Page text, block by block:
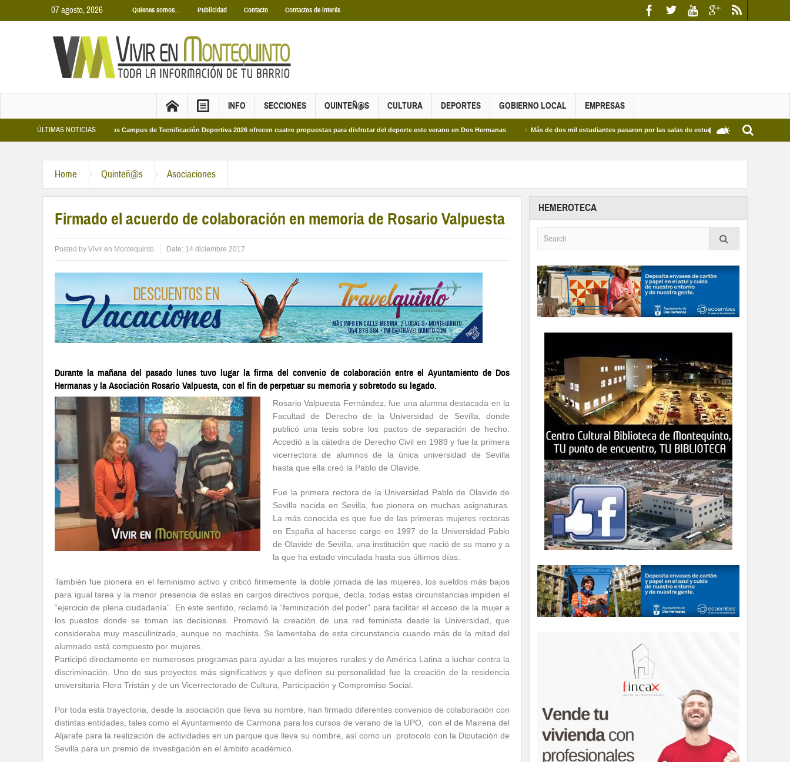
07 agosto, 2026 Quienes somos… Publicidad Contacto Contactos de interés
INFO SECCIONES QUINTEÑ@S CULTURA DEPORTES GOBIERNO LOCAL EMPRESAS
ÚLTIMAS NOTICIAS
2026 Los Campus de Tecnificación Deportiva 2026 ofrecen cuatro propuestas para disfrutar del deporte este verano en Dos Hermanas Más de dos mil estudiantes pasaron por las salas de estudio de las Bibliotecas Municipales y
Home Quinteñ@s Asociaciones
Firmado el acuerdo de colaboración en memoria de Rosario Valpuesta
Posted by Vivir en Montequinto Date: 14 diciembre 2017
Durante la mañana del pasado lunes tuvo lugar la firma del convenio de colaboración entre el Ayuntamiento de Dos
Hermanas y la Asociación Rosario Valpuesta, con el fin de perpetuar su memoria y sobretodo su legado.
Rosario Valpuesta Fernández, fue una alumna destacada en la
Facultad de Derecho de la Universidad de Sevilla, donde
publicó una tesis sobre los pactos de separación de hecho.
Accedió a la cátedra de Derecho Civil en 1989 y fue la primera
vicerrectora de alumnos de la única universidad de Sevilla
hasta que ella creó la Pablo de Olavide.
Fue la primera rectora de la Universidad Pablo de Olavide de
Sevilla nacida en Sevilla, fue pionera en muchas asignaturas.
La más conocida es que fue de las primeras mujeres rectoras
en España al hacerse cargo en 1997 de la Universidad Pablo
de Olavide de Sevilla, una institución que nació de su mano y a
la que ha estado vinculada hasta sus últimos días.
También fue pionera en el feminismo activo y criticó firmemente la doble jornada de las mujeres, los sueldos más bajos
para igual tarea y la menor presencia de estas en cargos directivos porque, decía, todas estas circunstancias impiden el
“ejercicio de plena ciudadanía”. En este sentido, reclamó la “feminización del poder” para facilitar el acceso de la mujer a
los puestos donde se toman las decisiones. Promovió la creación de una red feminista desde la Universidad, que
consideraba muy masculinizada, aunque no machista. Se lamentaba de esta circunstancia cuando más de la mitad del
alumnado está compuesto por mujeres.
Participó directamente en numerosos programas para ayudar a las mujeres rurales y de América Latina a luchar contra la
discriminación. Uno de sus proyectos más significativos y que definen su personalidad fue la creación de la residencia
universitaria Flora Tristán y de un Vicerrectorado de Cultura, Participación y Compromiso Social.
Por toda esta trayectoria, desde la asociación que lleva su nombre, han firmado diferentes convenios de colaboración con
distintas entidades, tales como el Ayuntamiento de Carmona para los cursos de verano de la UPO, con el de Mairena del
Aljarafe para la realización de actividades en un parque que lleva su nombre, así como un protocolo con la Diputación de
Sevilla para un premio de investigación en el ámbito académico.
HEMEROTECA